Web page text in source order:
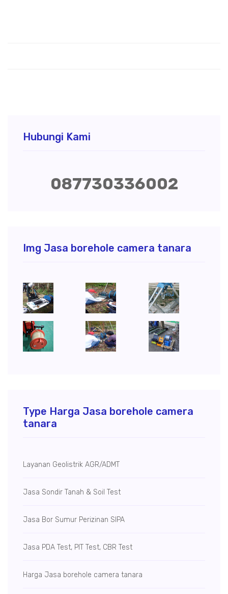
Hubungi Kami
087730336002
Img Jasa borehole camera tanara
Type Harga Jasa borehole camera
tanara
Layanan Geolistrik AGR/ADMT
Jasa Sondir Tanah & Soil Test
Jasa Bor Sumur Perizinan SIPA
Jasa PDA Test, PIT Test, CBR Test
Harga Jasa borehole camera tanara